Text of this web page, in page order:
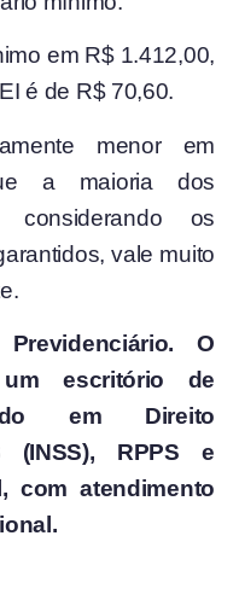
em R$ 1.412,00,
é de R$ 70,60.
menor em
a maioria dos
considerando os
vale muito
O
escritório de
em Direito
(INSS), RPPS e
com atendimento